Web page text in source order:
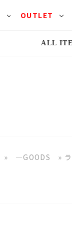
OUTLET
ALL
» ―GOODS »